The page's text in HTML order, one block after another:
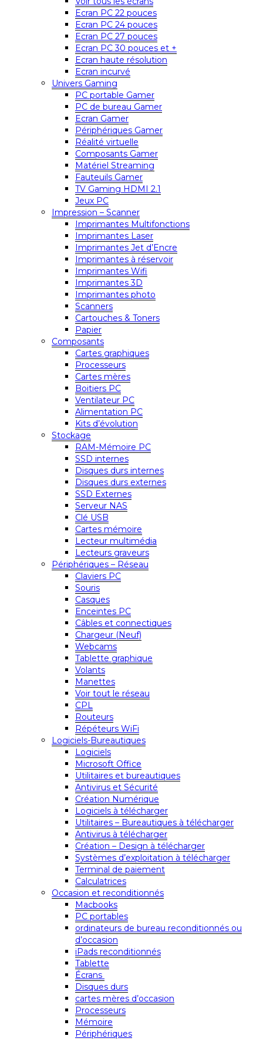
Ecran PC 22 pouces
Ecran PC 24 pouces
Ecran PC 27 pouces
Ecran PC 30 pouces et +
Ecran haute résolution
Ecran incurvé
Univers Gaming
PC portable Gamer
PC de bureau Gamer
Ecran Gamer
Périphériques Gamer
Réalité virtuelle
Composants Gamer
Matériel Streaming
Fauteuils Gamer
TV Gaming HDMI 2.1
Jeux PC
Impression – Scanner
Imprimantes Multifonctions
Imprimantes Laser
Imprimantes Jet d’Encre
Imprimantes à réservoir
Imprimantes Wifi
Imprimantes 3D
Imprimantes photo
Scanners
Cartouches & Toners
Papier
Composants
Cartes graphiques
Processeurs
Cartes mères
Boitiers PC
Ventilateur PC
Alimentation PC
Kits d’évolution
Stockage
RAM-Mémoire PC
SSD internes
Disques durs internes
Disques durs externes
SSD Externes
Serveur NAS
Clé USB
Cartes mémoire
Lecteur multimédia
Lecteurs graveurs
Périphériques – Réseau
Claviers PC
Souris
Casques
Enceintes PC
Câbles et connectiques
Chargeur (Neuf)
Webcams
Tablette graphique
Volants
Manettes
Voir tout le réseau
CPL
Routeurs
Répéteurs WiFi
Logiciels-Bureautiques
Logiciels
Microsoft Office
Utilitaires et bureautiques
Antivirus et Sécurité
Création Numérique
Logiciels à télécharger
Utilitaires – Bureautiques à télécharger
Antivirus à télécharger
Création – Design à télécharger
Systèmes d’exploitation à télécharger
Terminal de paiement
Calculatrices
Occasion et reconditionnés
Macbooks
PC portables
ordinateurs de bureau reconditionnés ou
d’occasion
iPads reconditionnés
Tablette
Écrans
Disques durs
cartes mères d’occasion
Processeurs
Mémoire
Périphériques